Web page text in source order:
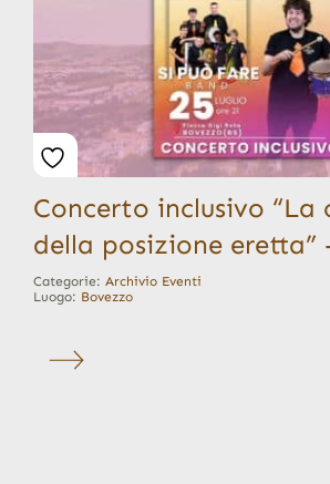
Concerto inclusivo “La
della posizione eretta”
Categorie: Archivio Eventi
Luogo: Bovezzo